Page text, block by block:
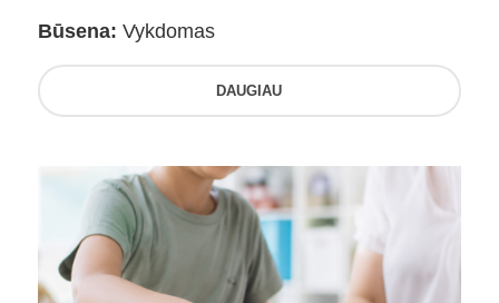
Būsena: Vykdomas
DAUGIAU